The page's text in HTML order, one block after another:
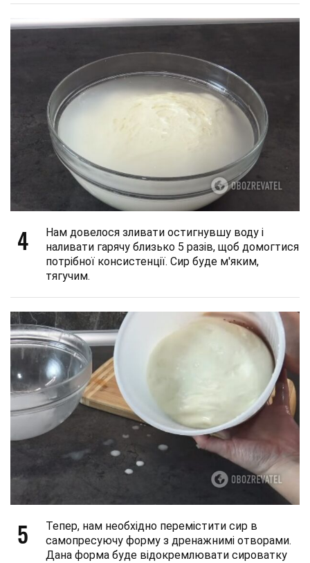
4
Нам довелося зливати остигнувшу воду і
наливати гарячу близько 5 разів, щоб домогтися
потрібної консистенції. Сир буде м'яким,
тягучим.
5
Тепер, нам необхідно перемістити сир в
самопресуючу форму з дренажнимі отворами.
Дана форма буде відокремлювати сироватку